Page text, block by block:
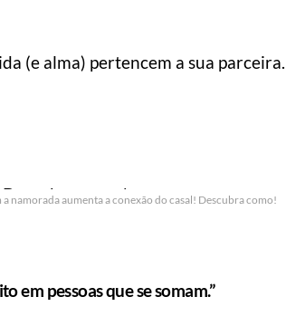
(e alma) pertencem a sua parceira.
namorada aumenta a conexão do casal! Descubra como!
em pessoas que se somam.”